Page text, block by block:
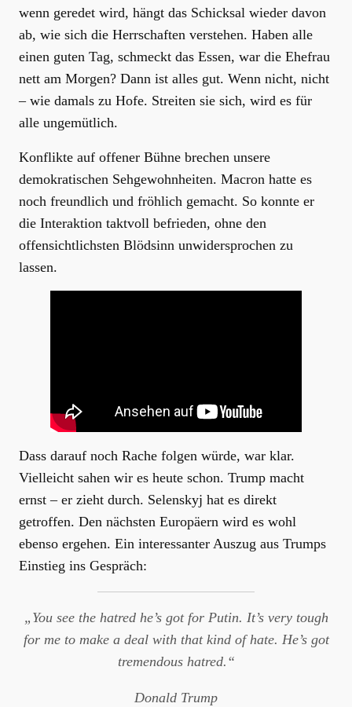
wenn geredet wird, hängt das Schicksal wieder davon
ab, wie sich die Herrschaften verstehen. Haben alle
einen guten Tag, schmeckt das Essen, war die Ehefrau
nett am Morgen? Dann ist alles gut. Wenn nicht, nicht
– wie damals zu Hofe. Streiten sie sich, wird es für
alle ungemütlich.
Konflikte auf offener Bühne brechen unsere
demokratischen Sehgewohnheiten. Macron hatte es
noch freundlich und fröhlich gemacht. So konnte er
die Interaktion taktvoll befrieden, ohne den
offensichtlichsten Blödsinn unwidersprochen zu
lassen.
Dass darauf noch Rache folgen würde, war klar.
Vielleicht sahen wir es heute schon. Trump macht
ernst – er zieht durch. Selenskyj hat es direkt
getroffen. Den nächsten Europäern wird es wohl
ebenso ergehen. Ein interessanter Auszug aus Trumps
Einstieg ins Gespräch:
„You see the hatred he’s got for Putin. It’s very tough
for me to make a deal with that kind of hate. He’s got
tremendous hatred.“
Donald Trump